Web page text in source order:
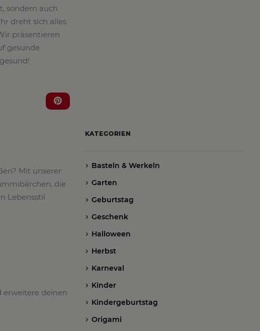
sondern auch
dreht sich alles
präsentieren
gesunde
Mit unserer
die
Lebensstil
deinen
KATEGORIEN
Basteln & Werkeln
Garten
Geburtstag
Geschenk
Halloween
Herbst
Karneval
Kinder
Kindergeburtstag
Origami